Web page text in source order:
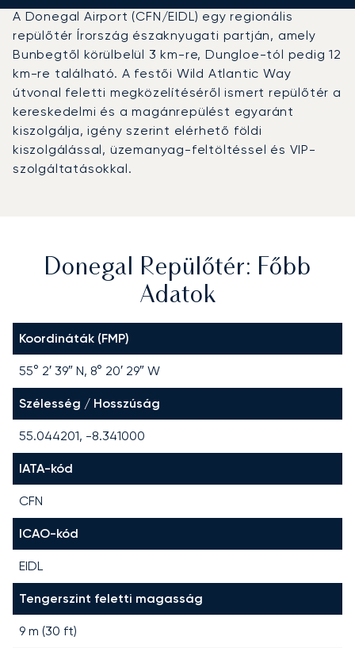
A Donegal Airport (CFN/EIDL) egy regionális
repülőtér Írország északnyugati partján, amely
Bunbegtől körülbelül 3 km-re, Dungloe-tól pedig 12
km-re található. A festői Wild Atlantic Way
útvonal feletti megközelítéséről ismert repülőtér a
kereskedelmi és a magánrepülést egyaránt
kiszolgálja, igény szerint elérhető földi
kiszolgálással, üzemanyag-feltöltéssel és VIP-
szolgáltatásokkal.
Donegal Repülőtér: Főbb
Adatok
Koordináták (FMP)
55° 2′ 39″ N, 8° 20′ 29″ W
Szélesség / Hosszúság
55.044201, -8.341000
IATA-kód
CFN
ICAO-kód
EIDL
Tengerszint feletti magasság
9 m (30 ft)